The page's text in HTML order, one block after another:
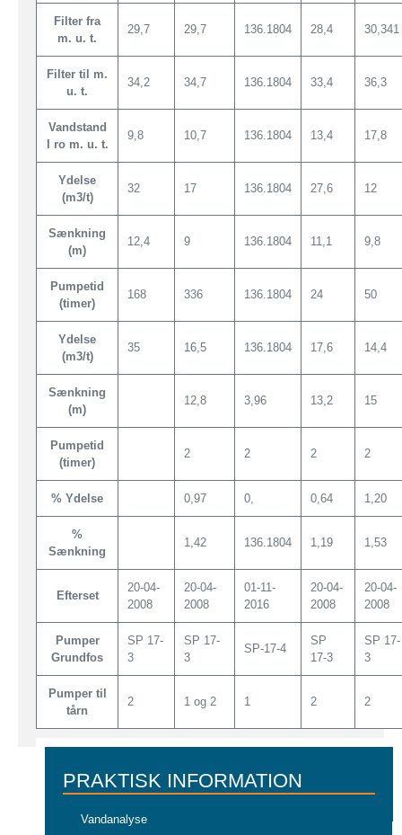
Filter fra
m. u. t.
29,7 29,7 136.1804 28,4 30,341
Filter til m.
u. t.
34,2 34,7 136.1804 33,4 36,3
Vandstand
I ro m. u. t.
9,8 10,7 136.1804 13,4 17,8
Ydelse
(m3/t)
32 17 136.1804 27,6 12
Sænkning
(m)
12,4 9 136.1804 11,1 9,8
Pumpetid
(timer)
168 336 136.1804 24 50
Ydelse
(m3/t)
35 16,5 136.1804 17,6 14,4
Sænkning
(m)
12,8 3,96 13,2 15
Pumpetid
(timer)
2 2 2 2
% Ydelse 0,97 0, 0,64 1,20
%
Sænkning
1,42 136.1804 1,19 1,53
Efterset
20-04-
2008
20-04-
2008
01-11-
2016
20-04-
2008
20-04-
2008
Pumper
Grundfos
SP 17-
3
SP 17-
3
SP-17-4
SP
17-3
SP 17-
3
Pumper til
tårn
2 1 og 2 1 2 2
PRAKTISK INFORMATION
Vandanalyse